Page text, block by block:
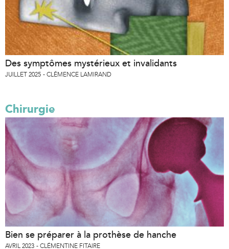
Des symptômes mystérieux et invalidants
JUILLET 2025 CLÉMENCE LAMIRAND
Chirurgie
Bien se préparer à la prothèse de hanche
AVRIL 2023 CLÉMENTINE FITAIRE